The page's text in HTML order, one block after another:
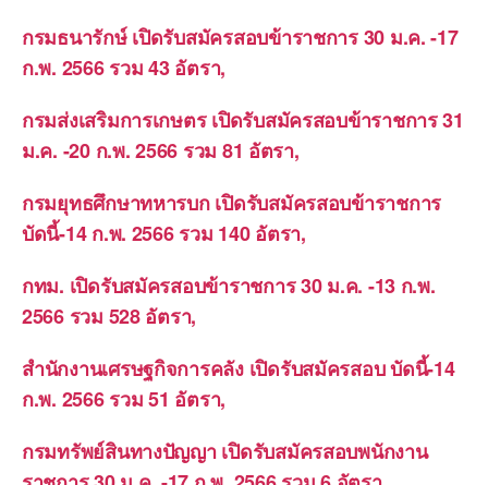
กรมธนารักษ์ เปิดรับสมัครสอบข้าราชการ 30 ม.ค. -17
ก.พ. 2566 รวม 43 อัตรา,
กรมส่งเสริมการเกษตร เปิดรับสมัครสอบข้าราชการ 31
ม.ค. -20 ก.พ. 2566 รวม 81 อัตรา,
กรมยุทธศึกษาทหารบก เปิดรับสมัครสอบข้าราชการ
บัดนี้-14 ก.พ. 2566 รวม 140 อัตรา,
กทม. เปิดรับสมัครสอบข้าราชการ 30 ม.ค. -13 ก.พ.
2566 รวม 528 อัตรา,
สำนักงานเศรษฐกิจการคลัง เปิดรับสมัครสอบ บัดนี้-14
ก.พ. 2566 รวม 51 อัตรา,
กรมทรัพย์สินทางปัญญา เปิดรับสมัครสอบพนักงาน